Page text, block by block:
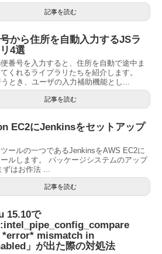
記事を読む
から住所を自動入力するJSラ
4選
番号を入力すると、住所を自動で途中ま
くれるライブラリたちを紹介します。
うとき、ユーザの入力補助機能とし...
記事を読む
EC2にJenkinsをセットアップ
ールの一つであるJenkinsをAWS EC2に
ルします。 パッケージシステムのアップ
ずはお作法 ...
記事を読む
15.10で
*error* mismatch in
」が出た際の対処法